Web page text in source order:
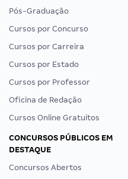
Pós-Graduação
Cursos por Concurso
Cursos por Carreira
Cursos por Estado
Cursos por Professor
Oficina de Redação
Cursos Online Gratuitos
CONCURSOS PÚBLICOS EM
DESTAQUE
Concursos Abertos